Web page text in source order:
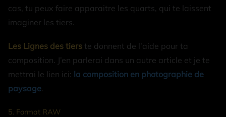
cas, tu peux faire apparaitre les quarts, qui te laissent
imaginer les tiers.
Les Lignes des tiers te donnent de l’aide pour ta
composition. J’en parlerai dans un autre article et je te
mettrai le lien ici: la composition en photographie de
paysage.
5. Format RAW